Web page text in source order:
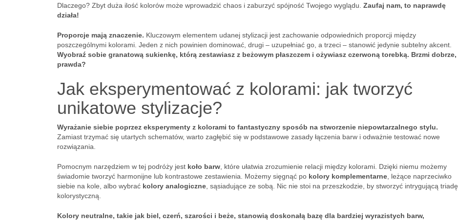
Dlaczego? Zbyt duża ilość kolorów może wprowadzić chaos i zaburzyć spójność Twojego wyglądu. Zaufaj nam, to naprawdę
działa!
Proporcje mają znaczenie. Kluczowym elementem udanej stylizacji jest zachowanie odpowiednich proporcji między
poszczególnymi kolorami. Jeden z nich powinien dominować, drugi – uzupełniać go, a trzeci – stanowić jedynie subtelny akcent.
Wyobraź sobie granatową sukienkę, którą zestawiasz z beżowym płaszczem i ożywiasz czerwoną torebką. Brzmi dobrze,
prawda?
Jak eksperymentować z kolorami: jak tworzyć
unikatowe stylizacje?
Wyrażanie siebie poprzez eksperymenty z kolorami to fantastyczny sposób na stworzenie niepowtarzalnego stylu.
Zamiast trzymać się utartych schematów, warto zagłębić się w podstawowe zasady łączenia barw i odważnie testować nowe
rozwiązania.
Pomocnym narzędziem w tej podróży jest koło barw , które ułatwia zrozumienie relacji między kolorami. Dzięki niemu możemy
świadomie tworzyć harmonijne lub kontrastowe zestawienia. Możemy sięgnąć po kolory komplementarne , leżące naprzeciwko
siebie na kole, albo wybrać kolory analogiczne , sąsiadujące ze sobą. Nic nie stoi na przeszkodzie, by stworzyć intrygującą triadę
kolorystyczną.
Kolory neutralne, takie jak biel, czerń, szarości i beże, stanowią doskonałą bazę dla bardziej wyrazistych barw,